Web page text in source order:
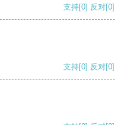
支持[0] 反对[0]
支持[0] 反对[0]